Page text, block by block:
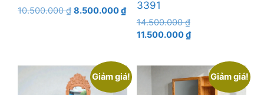
10.500.000₫ Giá
8.500.000₫Giá
hiện
3391
14.500.000₫Giá
gốc
14.500.000 ₫.
11.500.000₫Giá
11.500.000 ₫.
Giảm giá! Giảm giá!